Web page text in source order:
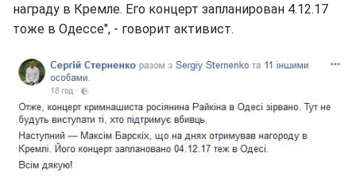
награду в Кремле. Его концерт запланирован 4.12.17
тоже в Одессе", - говорит активист.